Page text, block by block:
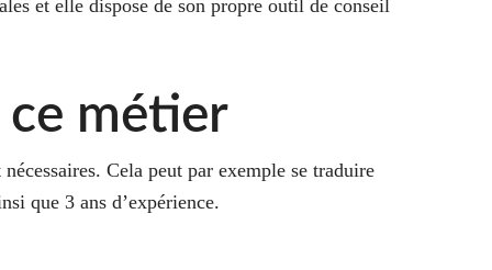
et elle dispose de son propre outil de conseil
métier
Cela peut par exemple se traduire
que 3 ans d’expérience.